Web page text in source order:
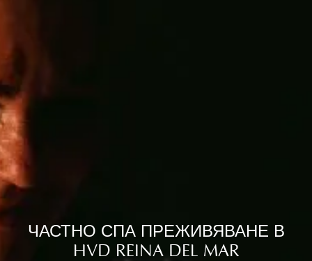
ЧАСТНО СПА ПРЕЖИВЯВАНЕ В
HVD REINA DEL MAR